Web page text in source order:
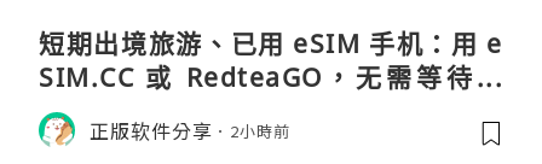
短期出境旅游、已用 eSIM 手机：用 e
SIM.CC 或 RedteaGO，无需等待收
货。需要“当地号码 + 通话短信”（如
打车、外卖、客户联络）：优先 Redt
正版软件分享 2小時前